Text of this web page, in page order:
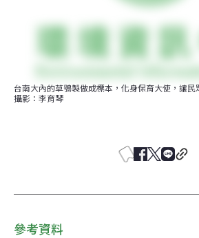
台南大內的草鴞製做成標本，化身保育大使，讓民
攝影：李育琴
參考資料